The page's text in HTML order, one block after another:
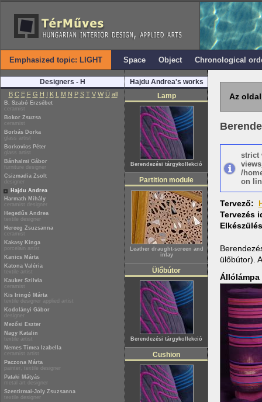
Emphasized topic: LIGHT Space Object Chronological
Designers - H
B C E F G H I K L M N P S T V W Ü all
B. Szabó Erzsébet
ceramist
Bokor Zsuzsa
ceramist
Borbás Dorka
glass artist
Borkovics Péter
glass artist
Bánhalmi Gábor
furniture designer
Csizmadia Zsolt
designer
Hajdu Andrea
Harmath Mihály
ceramist designer
Hegedűs Andrea
textile designer
Herceg Zsuzsanna
ceramist
Kakasy Kinga
porcelain artist
Kanics Márta
Katona Valéria
textile artist
Kauker Szilvia
ceramist
Kis Iringó Márta
textile designer applied artist
Kodolányi Gábor
designer
Mezősi Eszter
Nagy Katalin
textile artist
Nemes Tímea Izabella
ceramist artist
Paczona Márta
painter, textile designer
Pataki Mátyás
metal art designer
Szentirmai-Joly Zsuzsanna
textile designer
Hajdu Andrea's works
Lamp
Berendezési tárgykollekció
Partition module
Leather draught-screen and
inlay
Ülőbútor
Berendezési tárgykollekció
Cushion
Az
strict
/
on
Tervező:
Tervezés
ülőbútor).
Állólámpa